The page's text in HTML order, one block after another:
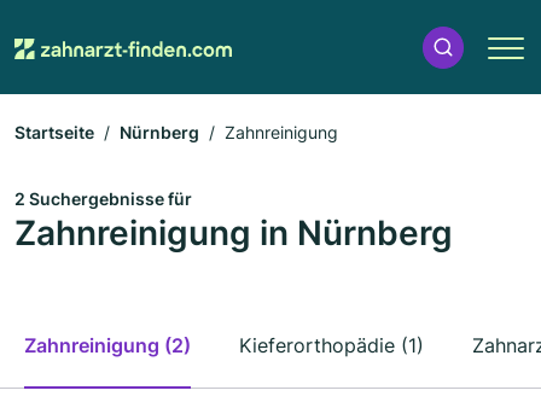
Startseite Nürnberg Zahnreinigung
2 Suchergebnisse für
Zahnreinigung in Nürnberg
Zahnreinigung (2) Kieferorthopädie (1)